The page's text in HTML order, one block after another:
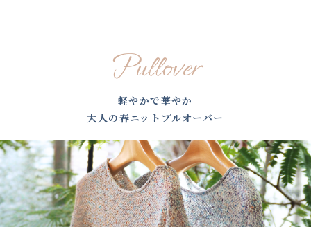
Pullover
軽やかで華やか
⼤⼈の春ニットプルオーバー